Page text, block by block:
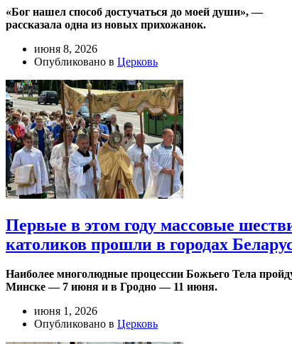
«Бог нашел способ достучаться до моей души», —
рассказала одна из новых прихожанок.
июня 8, 2026
Опубликовано в Церковь
Первые в этом году массовые
католиков прошли в городах
Наиболее многолюдные процессии Божьего Тела
Минске — 7 июня и в Гродно — 11 июня.
июня 1, 2026
Опубликовано в Церковь